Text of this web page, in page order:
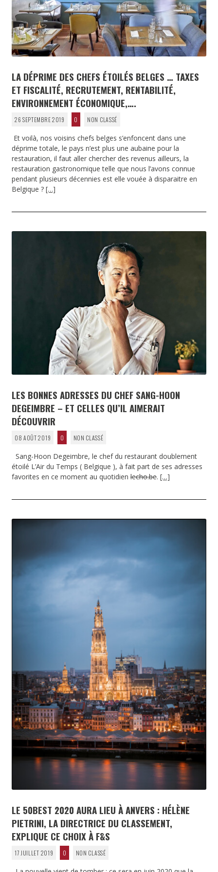
LA DÉPRIME DES CHEFS ÉTOILÉS BELGES … TAXES
ET FISCALITÉ, RECRUTEMENT, RENTABILITÉ,
ENVIRONNEMENT ÉCONOMIQUE,….
26 SEPTEMBRE 2019 0 NON CLASSÉ
Et voilà, nos voisins chefs belges s’enfoncent dans une
déprime totale, le pays n’est plus une aubaine pour la
restauration, il faut aller chercher des revenus ailleurs, la
restauration gastronomique telle que nous l’avons connue
pendant plusieurs décennies est elle vouée à disparaitre en
Belgique ? […]
LES BONNES ADRESSES DU CHEF SANG-HOON
DEGEIMBRE – ET CELLES QU’IL AIMERAIT
DÉCOUVRIR
08 AOÛT 2019 0 NON CLASSÉ
Sang-Hoon Degeimbre, le chef du restaurant doublement
étoilé L’Air du Temps ( Belgique ), à fait part de ses adresses
favorites en ce moment au quotidien lecho.be. […]
LE 50BEST 2020 AURA LIEU À ANVERS : HÉLÈNE
PIETRINI, LA DIRECTRICE DU CLASSEMENT,
EXPLIQUE CE CHOIX À F&S
17 JUILLET 2019 0 NON CLASSÉ